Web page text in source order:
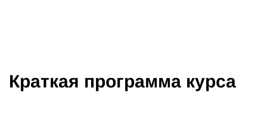
Краткая программа курса